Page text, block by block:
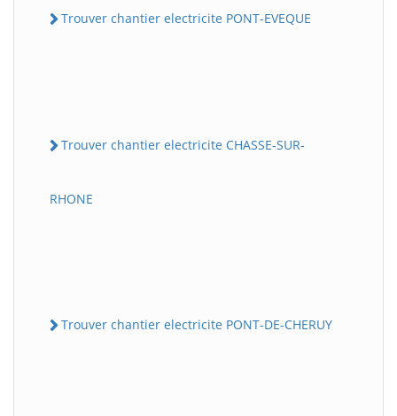
Trouver chantier electricite PONT-EVEQUE
Trouver chantier electricite CHASSE-SUR-
RHONE
Trouver chantier electricite PONT-DE-CHERUY